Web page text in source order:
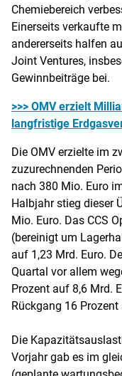
Chemiebereich
Einerseits verkaufte
andererseits halfen
Joint Ventures,
Gewinnbeiträge bei.
>>> OMV erzielt
langfristige
Die OMV erzielte im
zuzurechnenden
nach 380 Mio. Euro
Halbjahr stieg dieser
Mio. Euro. Das CCS
(bereinigt um
auf 1,23 Mrd. Euro.
Quartal vor allem
Prozent auf 8,6 Mrd.
Rückgang 16
Die
Vorjahr gab es im